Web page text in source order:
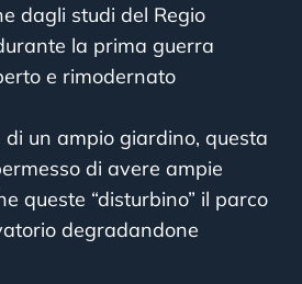
dagli studi del Regio
la prima guerra
e rimodernato
un ampio giardino, questa
di avere ampie
queste “disturbino” il parco
degradandone